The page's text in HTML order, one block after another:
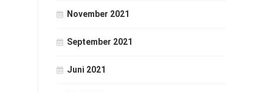
November 2021
September 2021
Juni 2021